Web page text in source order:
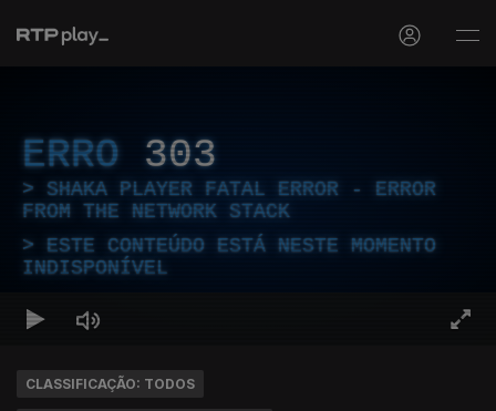
ERRO 303
SHAKA PLAYER FATAL ERROR - ERROR
FROM THE NETWORK STACK
ESTE CONTEÚDO ESTÁ NESTE MOMENTO
INDISPONÍVEL
CLASSIFICAÇÃO: TODOS